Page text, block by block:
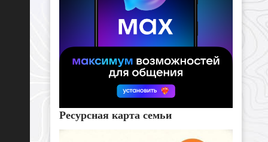
Ресурсная карта семьи